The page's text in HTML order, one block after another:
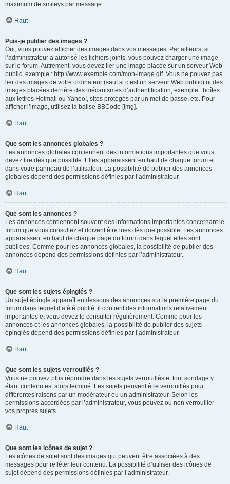
maximum de smileys par message.
Haut
Puis-je publier des images ?
Oui, vous pouvez afficher des images dans vos messages. Par ailleurs, si
l’administrateur a autorisé les fichiers joints, vous pouvez charger une image
sur le forum. Autrement, vous devez lier une image placée sur un serveur Web
public, exemple : http://www.exemple.com/mon-image.gif. Vous ne pouvez pas
lier des images de votre ordinateur (sauf si c’est un serveur Web public) ni des
images placées derrière des mécanismes d’authentification, exemple : boîtes
aux lettres Hotmail ou Yahoo!, sites protégés par un mot de passe, etc. Pour
afficher l’image, utilisez la balise BBCode [img].
Haut
Que sont les annonces globales ?
Les annonces globales contiennent des informations importantes que vous
devez lire dès que possible. Elles apparaissent en haut de chaque forum et
dans votre panneau de l’utilisateur. La possibilité de publier des annonces
globales dépend des permissions définies par l’administrateur.
Haut
Que sont les annonces ?
Les annonces contiennent souvent des informations importantes concernant le
forum que vous consultez et doivent être lues dès que possible. Les annonces
apparaissent en haut de chaque page du forum dans lequel elles sont
publiées. Comme pour les annonces globales, la possibilité de publier des
annonces dépend des permissions définies par l’administrateur.
Haut
Que sont les sujets épinglés ?
Un sujet épinglé apparaît en dessous des annonces sur la première page du
forum dans lequel il a été publié. il contient des informations relativement
importantes et vous devez le consulter régulièrement. Comme pour les
annonces et les annonces globales, la possibilité de publier des sujets
épinglés dépend des permissions définies par l’administrateur.
Haut
Que sont les sujets verrouillés ?
Vous ne pouvez plus répondre dans les sujets verrouillés et tout sondage y
étant contenu est alors terminé. Les sujets peuvent être verrouillés pour
différentes raisons par un modérateur ou un administrateur. Selon les
permissions accordées par l’administrateur, vous pouvez ou non verrouiller
vos propres sujets.
Haut
Que sont les icônes de sujet ?
Les icônes de sujet sont des images qui peuvent être associées à des
messages pour refléter leur contenu. La possibilité d’utiliser des icônes de
sujet dépend des permissions définies par l’administrateur.